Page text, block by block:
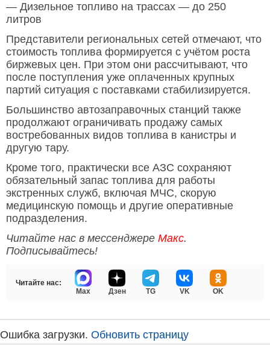
— Дизельное топливо на трассах — до 250
литров
Представители региональных сетей отмечают, что
стоимость топлива формируется с учётом роста
биржевых цен. При этом они рассчитывают, что
после поступления уже оплаченных крупных
партий ситуация с поставками стабилизируется.
Большинство автозаправочных станций также
продолжают ограничивать продажу самых
востребованных видов топлива в канистры и
другую тару.
Кроме того, практически все АЗС сохраняют
обязательный запас топлива для работы
экстренных служб, включая МЧС, скорую
медицинскую помощь и другие оперативные
подразделения.
Читайте нас в мессенджере Макс.
Подписывайтесь!
Читайте нас:
Max
Дзен TG VK OK
Ошибка загрузки. Обновить страницу